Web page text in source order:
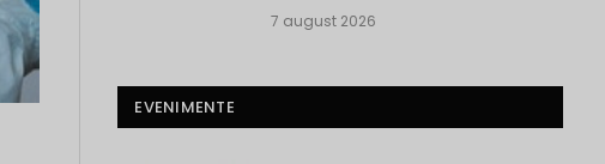
7 august 2026
EVENIMENTE